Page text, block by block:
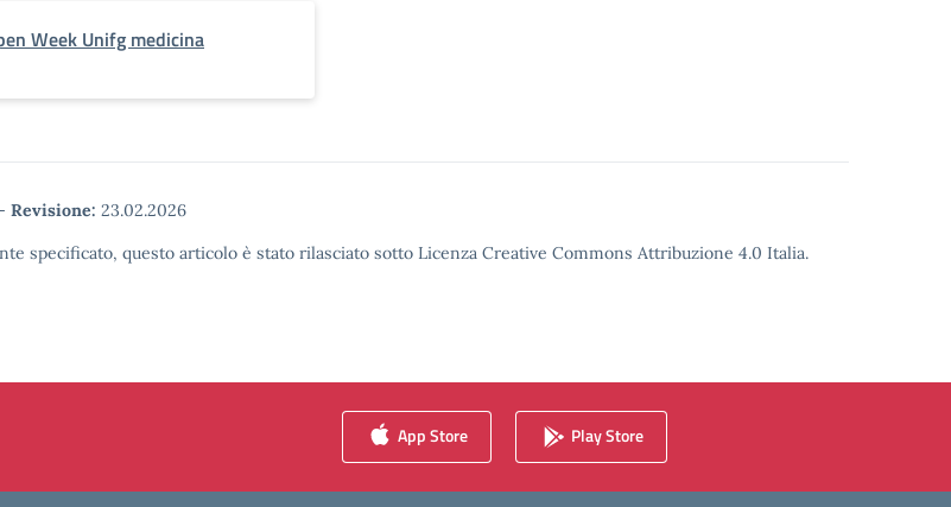
Week Unifg medicina
- Revisione: 23.02.2026
specificato, questo articolo è stato rilasciato sotto Licenza Creative Commons Attribuzione 4.0 Italia.
App Store Play Store